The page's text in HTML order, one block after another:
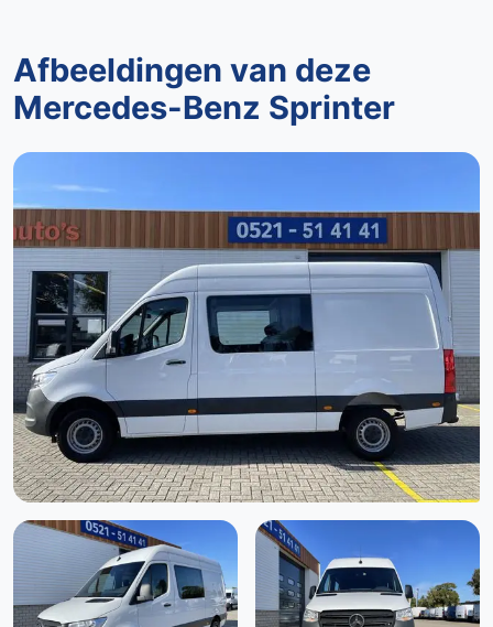
Tussenschot volledig
Vermoeidheids herkenning
Zijschuifdeur rechts
Zijwind assistent
Afbeeldingen van deze
Mercedes-Benz Sprinter